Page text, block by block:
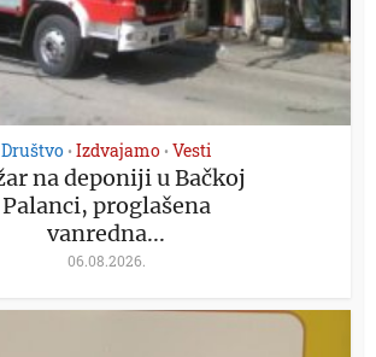
Društvo • Izdvajamo • Vesti
na deponiji u Bačkoj
Palanci, proglašena
vanredna...
06.08.2026.